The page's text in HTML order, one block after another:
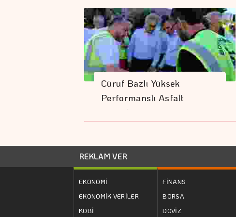
Cüruf Bazlı Yüksek
Performanslı Asfalt
Kocaeli…
REKLAM VER
EKONOMİ
EKONOMİK VERİLER
KOBİ
FİNANS
BORSA
DÖVİZ